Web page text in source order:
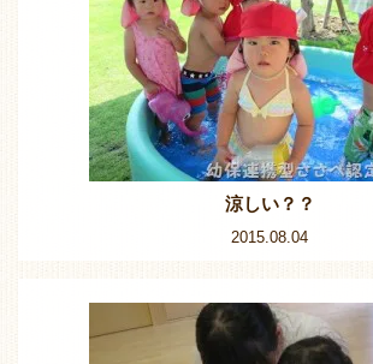
涼しい？？
2015.08.04